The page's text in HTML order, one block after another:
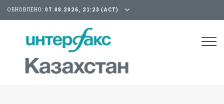
ОБНОВЛЕНО: 07.08.2026, 21:23 (АСТ)